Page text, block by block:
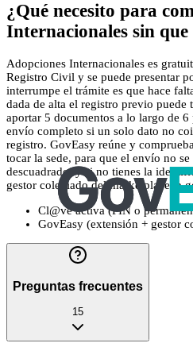
¿Qué necesito para
Internacionales sin que
Adopciones Internacionales es
Registro Civil y se puede presentar
interrumpe el trámite es que hace
dada de alta el registro previo puede
aportar 5 documentos a lo largo de 6
envío completo si un solo dato no
registro. GovEasy reúne y
tocar la sede, para que el envío no
descuadrado, y si no tienes la
gestor colegiado del marketplace la
Cl@ve activa (PIN o
GovEasy (extensión + gestor
Preguntas frecuentes
15